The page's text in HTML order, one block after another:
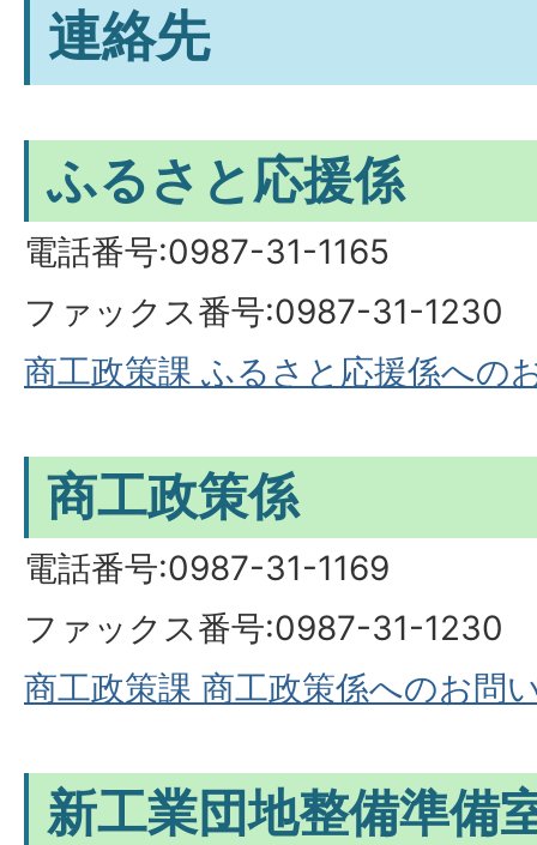
連絡先
ふるさと応援係
電話番号:0987-31-1165
ファックス番号:0987-31-1230
商工政策課 ふるさと応援係への
商工政策係
電話番号:0987-31-1169
ファックス番号:0987-31-1230
商工政策課 商工政策係へのお問
新工業団地整備準備